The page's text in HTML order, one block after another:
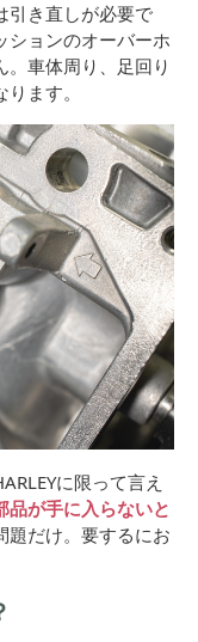
引き直しが必要で
ションのオーバーホ
車体周り、足回り
ます。
に限って言え
品が手に入らないと
題だけ。要するにお